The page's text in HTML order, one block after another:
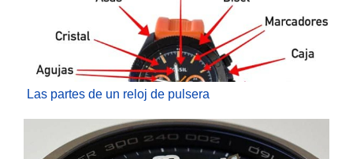
Las partes de un reloj de pulsera